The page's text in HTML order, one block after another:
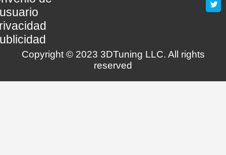
Copyright © 2023 3DTuning LLC. All rights
reserved